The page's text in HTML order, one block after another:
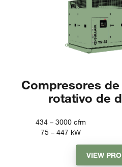
Compresores
rotativo de
434 – 3000 cfm
75 – 447 kW
VIEW